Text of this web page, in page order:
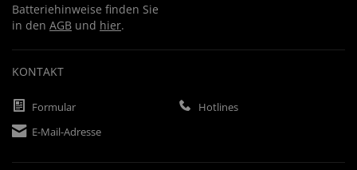
Batteriehinweise finden Sie
in den AGB und hier.
KONTAKT
Formular
Hotlines
E-Mail-Adresse